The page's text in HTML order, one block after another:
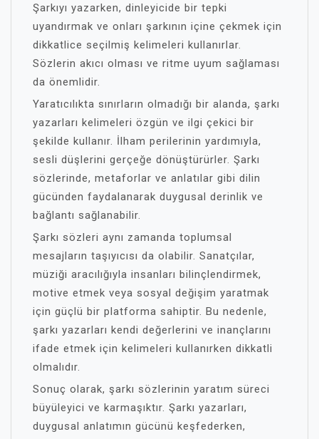
Şarkıyı yazarken, dinleyicide bir tepki
uyandırmak ve onları şarkının içine çekmek için
dikkatlice seçilmiş kelimeleri kullanırlar.
Sözlerin akıcı olması ve ritme uyum sağlaması
da önemlidir.
Yaratıcılıkta sınırların olmadığı bir alanda, şarkı
yazarları kelimeleri özgün ve ilgi çekici bir
şekilde kullanır. İlham perilerinin yardımıyla,
sesli düşlerini gerçeğe dönüştürürler. Şarkı
sözlerinde, metaforlar ve anlatılar gibi dilin
gücünden faydalanarak duygusal derinlik ve
bağlantı sağlanabilir.
Şarkı sözleri aynı zamanda toplumsal
mesajların taşıyıcısı da olabilir. Sanatçılar,
müziği aracılığıyla insanları bilinçlendirmek,
motive etmek veya sosyal değişim yaratmak
için güçlü bir platforma sahiptir. Bu nedenle,
şarkı yazarları kendi değerlerini ve inançlarını
ifade etmek için kelimeleri kullanırken dikkatli
olmalıdır.
Sonuç olarak, şarkı sözlerinin yaratım süreci
büyüleyici ve karmaşıktır. Şarkı yazarları,
duygusal anlatımın gücünü keşfederken,